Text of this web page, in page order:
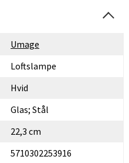
Umage
Loftslampe
Hvid
Glas; Stål
22,3 cm
5710302253916